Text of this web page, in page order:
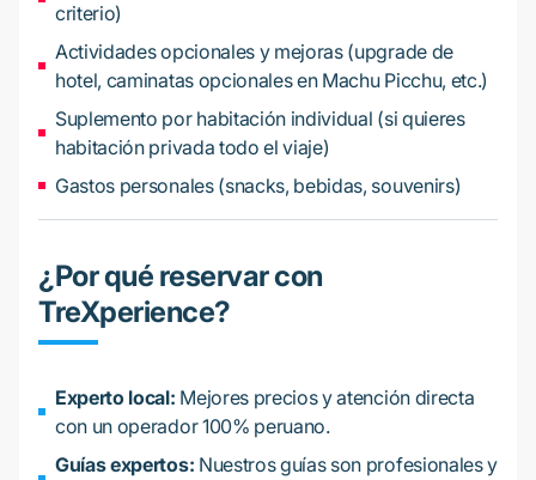
criterio)
Actividades opcionales y mejoras (upgrade de
hotel, caminatas opcionales en Machu Picchu, etc.)
Suplemento por habitación individual (si quieres
habitación privada todo el viaje)
Gastos personales (snacks, bebidas, souvenirs)
¿Por qué reservar con
TreXperience?
Experto local: Mejores precios y atención directa
con un operador 100% peruano.
Guías expertos: Nuestros guías son profesionales y